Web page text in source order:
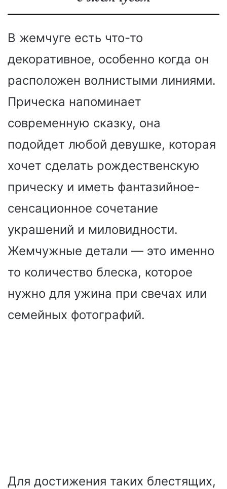
В жемчуге есть что-то
декоративное, особенно когда он
расположен волнистыми линиями.
Прическа напоминает
современную сказку, она
подойдет любой девушке, которая
хочет сделать рождественскую
прическу и иметь фантазийное-
сенсационное сочетание
украшений и миловидности.
Жемчужные детали — это именно
то количество блеска, которое
нужно для ужина при свечах или
семейных фотографий.
Для достижения таких блестящих,